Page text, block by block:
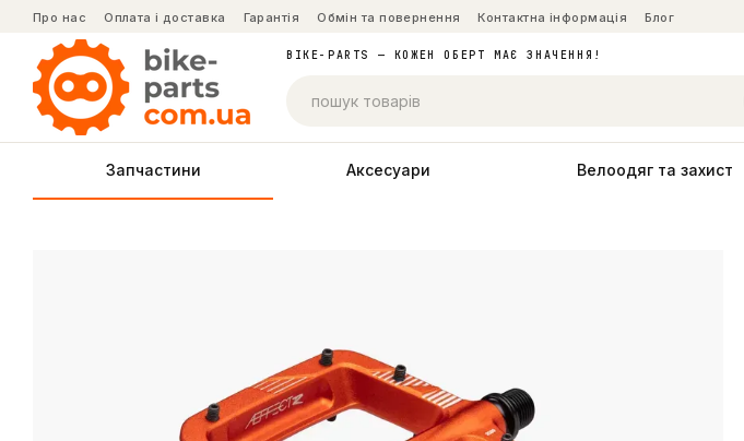
Перейти до основного контенту
Про нас Оплата і доставка Гарантія Обмін та повернення Контактна інформація Блог
BIKE-PARTS — КОЖЕН ОБЕРТ МАЄ ЗНАЧЕННЯ!
Запчастини Аксесуари Велоодяг та захист